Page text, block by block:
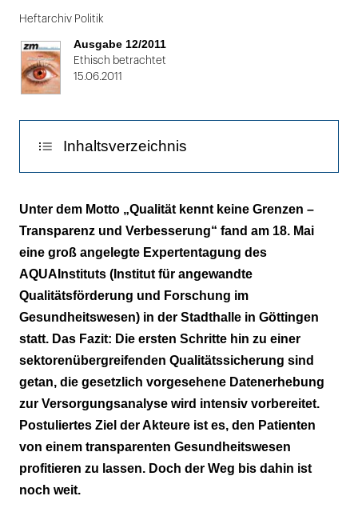
1
von
Heftarchiv Politik
Ausgabe 12/2011
Ethisch betrachtet
15.06.2011
Inhaltsverzeichnis
Aufwendiges Verfahren
Unter dem Motto „Qualität kennt keine Grenzen –
Transparenz und Verbesserung“ fand am 18. Mai
eine groß angelegte Expertentagung des
AQUAInstituts (Institut für angewandte
Qualitätsförderung und Forschung im
Gesundheitswesen) in der Stadthalle in Göttingen
statt. Das Fazit: Die ersten Schritte hin zu einer
sektorenübergreifenden Qualitätssicherung sind
getan, die gesetzlich vorgesehene Datenerhebung
zur Versorgungsanalyse wird intensiv vorbereitet.
Postuliertes Ziel der Akteure ist es, den Patienten
von einem transparenten Gesundheitswesen
profitieren zu lassen. Doch der Weg bis dahin ist
noch weit.